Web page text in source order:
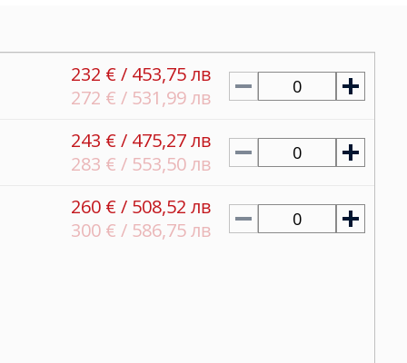
232 € / 453,75 лв
272 € / 531,99 лв 0
243 € / 475,27 лв
283 € / 553,50 лв 0
260 € / 508,52 лв
300 € / 586,75 лв 0